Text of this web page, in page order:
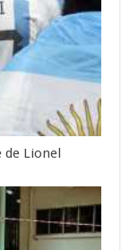
de Lionel